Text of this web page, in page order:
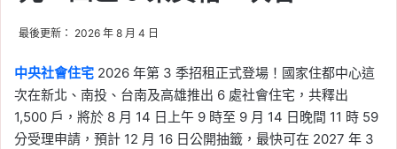
2024-04-10
國民年金保險補助直接
領！符合條件最多可拿
最後更新： 2026 年 8 月 4 日
中央社會住宅 2026 年第 3 季招租正式登場！國家住都中心這
次在新北、南投、台南及高雄推出 6 處社會住宅，共釋出
1,500 戶，將於 8 月 14 日上午 9 時至 9 月 14 日晚間 11 時 59
分受理申請，預計 12 月 16 日公開抽籤，最快可在 2027 年 3